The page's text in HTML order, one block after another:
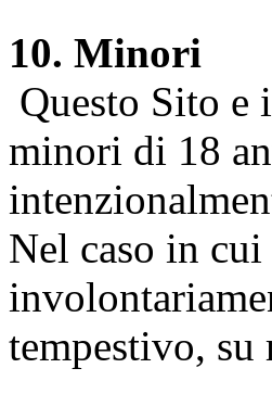
10. Minori
Questo Sito e
minori di 18
Nel caso in
tempestivo,